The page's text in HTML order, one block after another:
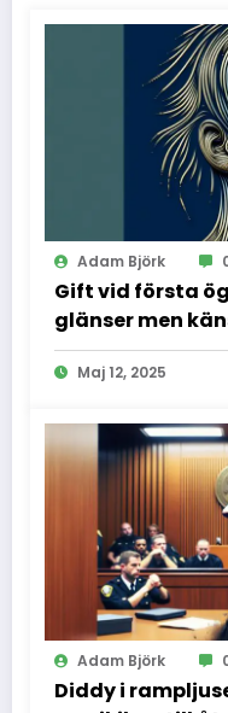
Adam Björk
Gift vid första
glänser men
Maj 12, 2025
Adam Björk
Diddy i